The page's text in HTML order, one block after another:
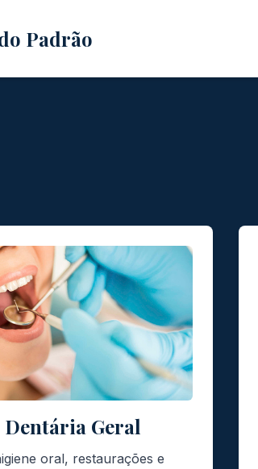
Padrão
Geral
oral, restaurações e